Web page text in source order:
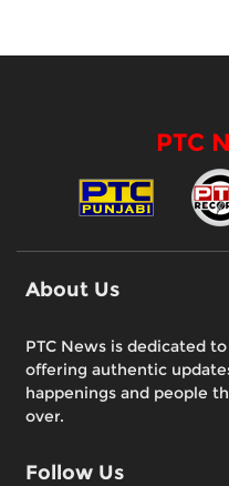
PTC
About Us
PTC News is dedicated
offering authentic
happenings and people
over.
Follow Us